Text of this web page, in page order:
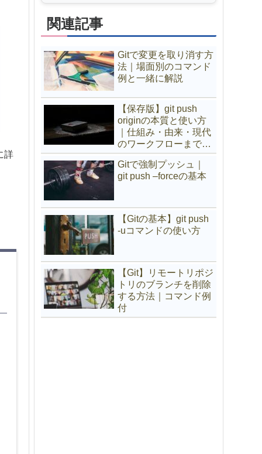
詳
関連記事
Gitで変更を取り消す方
法｜場面別のコマンド
例と一緒に解説
【保存版】git push
originの本質と使い方
｜仕組み・由来・現代
のワークフローまで徹
底解説
Gitで強制プッシュ｜
git push –forceの基本
【Gitの基本】git push
-uコマンドの使い方
【Git】リモートリポジ
トリのブランチを削除
する方法｜コマンド例
付